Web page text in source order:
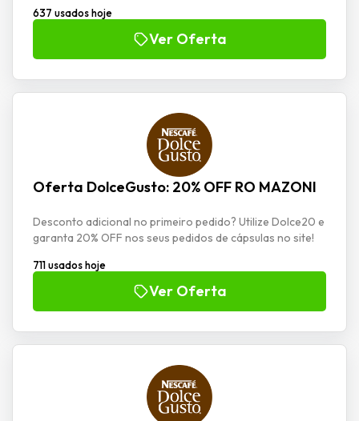
637 usados hoje
Ver Oferta
Oferta DolceGusto: 20% OFF RO MAZONI
Desconto adicional no primeiro pedido? Utilize Dolce20 e
garanta 20% OFF nos seus pedidos de cápsulas no site!
711 usados hoje
Ver Oferta